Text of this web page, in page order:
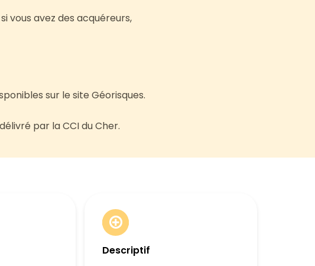
vous avez des acquéreurs,
sur le site Géorisques.
par la CCI du Cher.
Descriptif